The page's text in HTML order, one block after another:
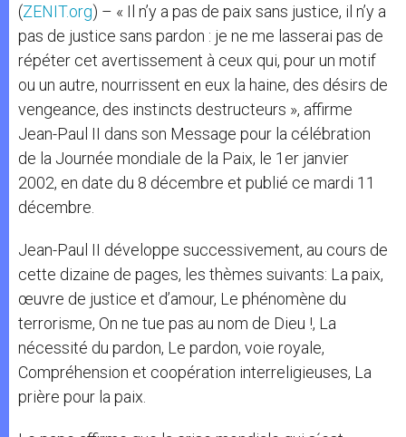
(ZENIT.org) – « Il n’y a pas de paix sans justice, il n’y a
pas de justice sans pardon : je ne me lasserai pas de
répéter cet avertissement à ceux qui, pour un motif
ou un autre, nourrissent en eux la haine, des désirs de
vengeance, des instincts destructeurs », affirme
Jean-Paul II dans son Message pour la célébration
de la Journée mondiale de la Paix, le 1er janvier
2002, en date du 8 décembre et publié ce mardi 11
décembre.
Jean-Paul II développe successivement, au cours de
cette dizaine de pages, les thèmes suivants: La paix,
œuvre de justice et d’amour, Le phénomène du
terrorisme, On ne tue pas au nom de Dieu !, La
nécessité du pardon, Le pardon, voie royale,
Compréhension et coopération interreligieuses, La
prière pour la paix.